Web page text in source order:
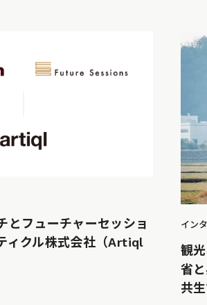
とフューチャーセッショ
ィクル株式会社（Artiql
イン
観
省
共